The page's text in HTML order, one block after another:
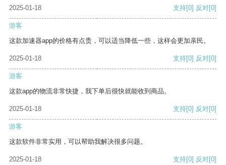
2025-01-18 支持[0] 反对[0]
游客
这款加速器app的价格有点贵，可以适当降低一些，这样会更加亲民。
2025-01-18 支持[0] 反对[0]
游客
这款app的物流非常快捷，我下单后很快就能收到商品。
2025-01-18 支持[0] 反对[0]
游客
这款软件非常实用，可以帮助我解决很多问题。
2025-01-18 支持[0] 反对[0]